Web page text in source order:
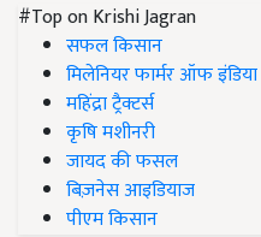
#Top on Krishi Jagran
सफल किसान
मिलेनियर फार्मर ऑफ इंडिया
महिंद्रा ट्रैक्टर्स
कृषि मशीनरी
जायद की फसल
बिज़नेस आइडियाज
पीएम किसान